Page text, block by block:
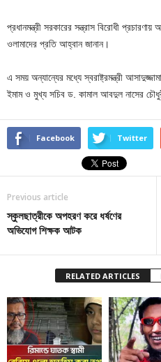
প্রধানমন্ত্রী সরকারের সন্ত্রাস বিরোধী
ওলামাদের প্রতি আহ্বান জানান।
এ সময় অন্যান্যের মধ্যে স্বরাষ্ট্রমন্ত্রী
ইমাম ও মুখ্য সচিব ড. কামাল আবদুল নাসের
Facebook Twitter
Previous article
স্কুলছাত্রীকে অপহরণ করে ধর্ষণের
অভিযোগ শিক্ষক আটক
RELATED ARTICLES